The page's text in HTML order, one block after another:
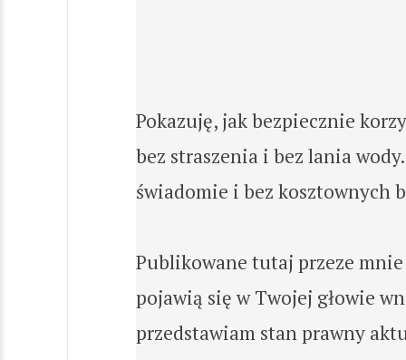
Pokazuję, jak bezpiecznie
bez straszenia i bez lania
świadomie i bez kosztownych
Publikowane tutaj przeze
pojawią się w Twojej głowie
przedstawiam stan prawny